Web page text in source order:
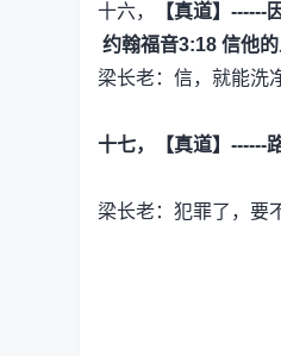
十六，
【真道】------
约翰福音3:18 信他
梁长老：信，就能洗
十七，【真道】------
梁长老：犯罪了，要